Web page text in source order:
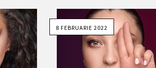
8 FEBRUARIE 2022